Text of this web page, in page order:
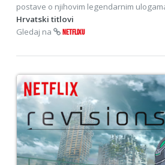
postave o njihovim legendarnim
Hrvatski titlovi
Gledaj na
NETFLIXU